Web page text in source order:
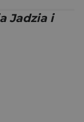
Jadzia i